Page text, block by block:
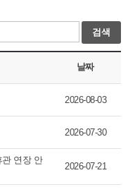
검색
날짜
2026-08-03
2026-07-30
연장 안
2026-07-21